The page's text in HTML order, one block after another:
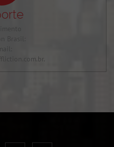
Brasil: